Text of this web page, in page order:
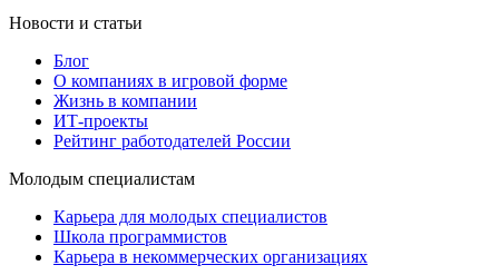
Новости и статьи
Блог
О компаниях в игровой форме
Жизнь в компании
ИТ-проекты
Рейтинг работодателей России
Молодым специалистам
Карьера для молодых специалистов
Школа программистов
Карьера в некоммерческих организациях